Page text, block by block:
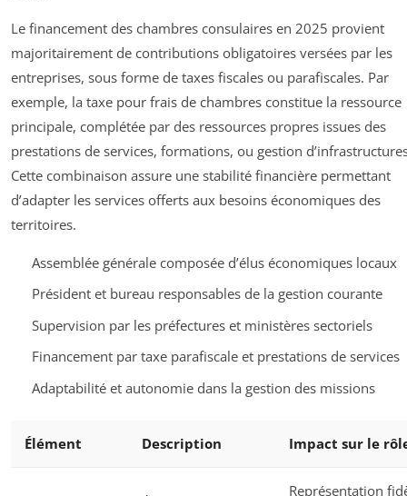
Le financement des chambres consulaires en 2025 provient
majoritairement de contributions obligatoires versées par les
entreprises, sous forme de taxes fiscales ou parafiscales. Par
exemple, la taxe pour frais de chambres constitue la ressource
principale, complétée par des ressources propres issues des
prestations de services, formations, ou gestion
Cette combinaison assure une stabilité financière permettant
d’adapter les services offerts aux besoins économiques des
territoires.
Assemblée générale composée d’élus économiques locaux
Président et bureau responsables de la gestion courante
Supervision par les préfectures et ministères sectoriels
Financement par taxe parafiscale et prestations de services
Adaptabilité et autonomie dans la gestion des missions
Élément Description Impact sur le
Représentation